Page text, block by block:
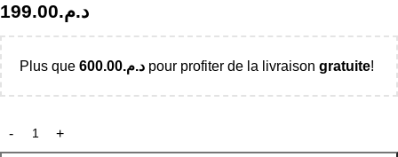
د.م.199.00
Plus que د.م.600.00 pour profiter de la livraison gratuite!